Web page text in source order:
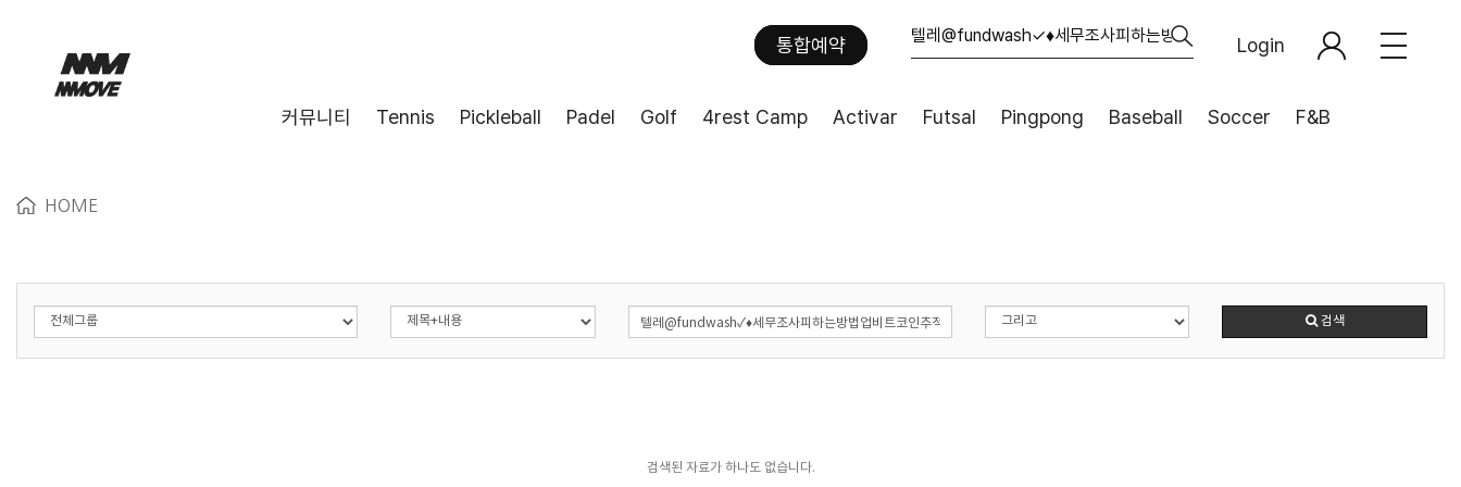
통합예약 Login
커뮤니티 Tennis Pickleball Padel Golf 4rest Camp Activar Futsal Pingpong Baseball Soccer F&B
HOME
검색
검색된 자료가 하나도 없습니다.